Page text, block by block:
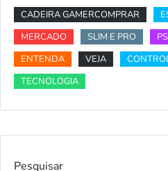
CADEIRA GAMERCOMPRAR
MERCADO
SLIM E PRO
ENTENDA
VEJA
TECNOLOGIA
Pesquisar